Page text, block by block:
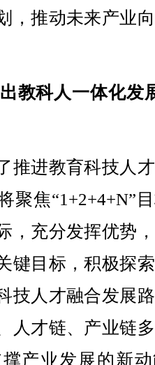
，推动未来产业
教科人一体化发
进教育科技人
聚焦“1+2+4+N”
，充分发挥优势
键目标，积极探
技人才融合发展
人才链、产业链
产业发展的新